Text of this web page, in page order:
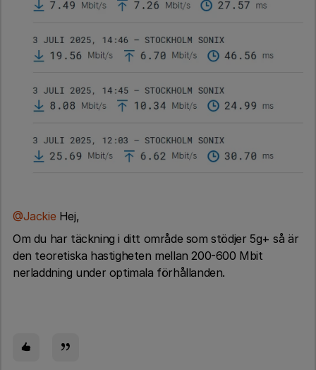
@JackieHej,
Om du har täckning i ditt område som stödjer 5g+ så är
den teoretiska hastigheten mellan 200-600 Mbit
nerladdning under optimala förhållanden.